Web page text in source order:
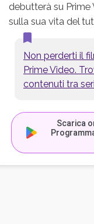
debutterà su
sulla sua vita del
Non perderti il
Prime Video.
contenuti tra
Scarica